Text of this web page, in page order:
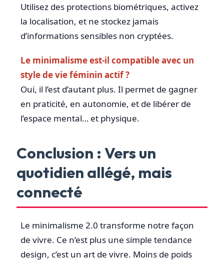
Utilisez des protections biométriques, activez
la localisation, et ne stockez jamais
d’informations sensibles non cryptées.
Le minimalisme est-il compatible avec un
style de vie féminin actif ?
Oui, il l’est d’autant plus. Il permet de gagner
en praticité, en autonomie, et de libérer de
l’espace mental… et physique.
Conclusion : Vers un
quotidien allégé, mais
connecté
Le minimalisme 2.0 transforme notre façon
de vivre. Ce n’est plus une simple tendance
design, c’est un art de vivre. Moins de poids